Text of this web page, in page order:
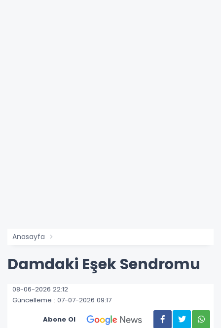
Anasayfa
Damdaki Eşek Sendromu
08-06-2026 22:12
Güncelleme : 07-07-2026 09:17
Abone Ol